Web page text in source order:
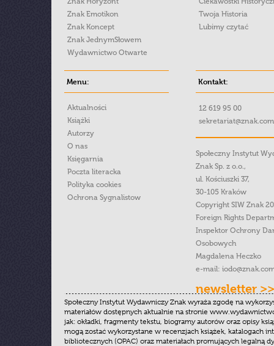
Znak Emotikon
Znak Koncept
Znak JednymSłowem
Wydawnictwo Otwarte
Twoja Historia
Lubimy czytać
Menu:
Aktualności
Książki
Autorzy
O nas
Księgarnia
Poczta literacka
Polityka cookies
Ochrona Sygnalistow
Kontakt:
12 619 95 00
Społeczny Instytut
Znak Sp. z o.o.,
ul. Kościuszki 37,
30-105 Kraków
Copyright SIW Znak
Foreign Rights
Inspektor Ochrony
Osobowych
Magdalena Heczko
e-mail:
newsletter >>
Społeczny Instytut Wydawniczy Znak wyraża zgodę na
materiałów dostępnych aktualnie na stronie
jak: okładki, fragmenty tekstu, biogramy autorów oraz opisy
mogą zostać wykorzystane w recenzjach książek, katalogach
bibliotecznych (OPAC) oraz materiałach promujących legalną